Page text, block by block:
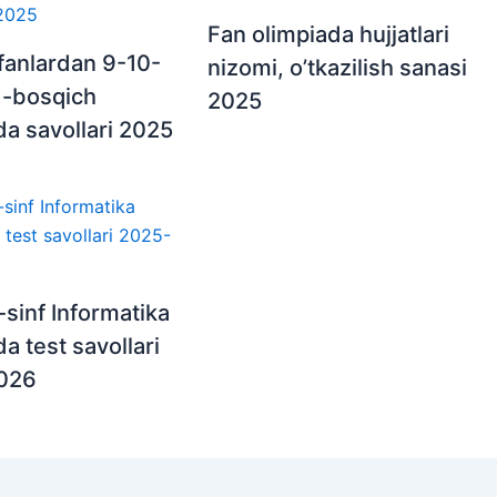
9-10-
bosqich
savollari 2025
Fan olimpiada hujjatlari
nizomi, o’tkazilish sanasi
2025
sinf Informatika
test savollari